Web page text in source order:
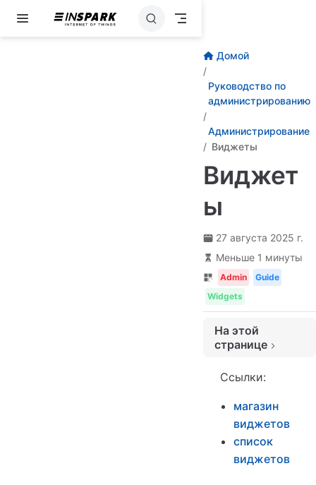
Перейти к основному содержанию
Домой
Руководство по
администрированию
Администрирование
Виджеты
Виджет
ы
27 августа 2025 г.
Меньше 1 минуты
Admin
Guide
Widgets
На этой
странице
Ссылки:
магазин
виджетов
список
виджетов